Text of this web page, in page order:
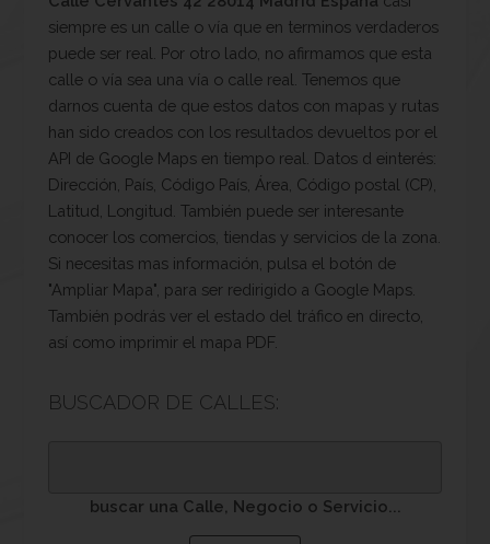
siempre es un calle o vía que en terminos verdaderos
puede ser real. Por otro lado, no afirmamos que esta
calle o vía sea una vía o calle real. Tenemos que
darnos cuenta de que estos datos con mapas y rutas
han sido creados con los resultados devueltos por el
API de Google Maps en tiempo real. Datos d einterés:
Dirección, País, Código País, Área, Código postal (CP),
Latitud, Longitud. También puede ser interesante
conocer los comercios, tiendas y servicios de la zona.
Si necesitas mas información, pulsa el botón de
"Ampliar Mapa", para ser redirigido a Google Maps.
También podrás ver el estado del tráfico en directo,
así como imprimir el mapa PDF.
BUSCADOR DE CALLES:
buscar una Calle, Negocio o Servicio...